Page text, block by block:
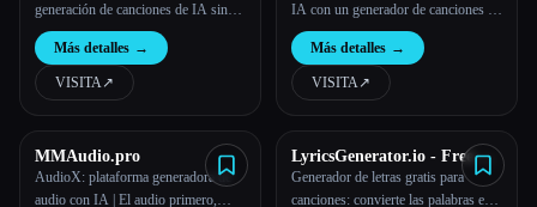
generación de canciones de IA sin
derechos de autor
Más detalles →
VISITA↗︎
IA con un generador de canciones de
IA.
Más detalles →
VISITA↗︎
MMAudio.pro
AudioX: plataforma generadora de
audio con IA | El audio primero,
LyricsGenerator.io - Free AI
Song & Lyrics Creator
Generador de letras gratis para
canciones: convierte las palabras en